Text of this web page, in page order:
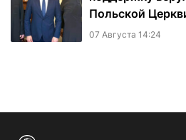
Польской
07 Августа 14:24